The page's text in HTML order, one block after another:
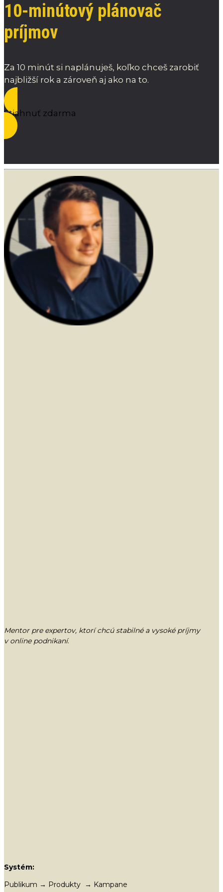
10-minútový plánovač
príjmov
Za 10 minút si naplánuješ, koľko chceš zarobiť
najbližší rok a zároveň aj ako na to.
Stiahnuť zdarma
Mentor pre expertov, ktorí chcú stabilné a vysoké príjmy
v online podnikaní.
Systém:
Publikum → Produkty → Kampane